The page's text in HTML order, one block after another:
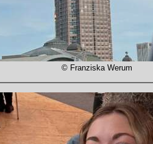
© Franziska Werum